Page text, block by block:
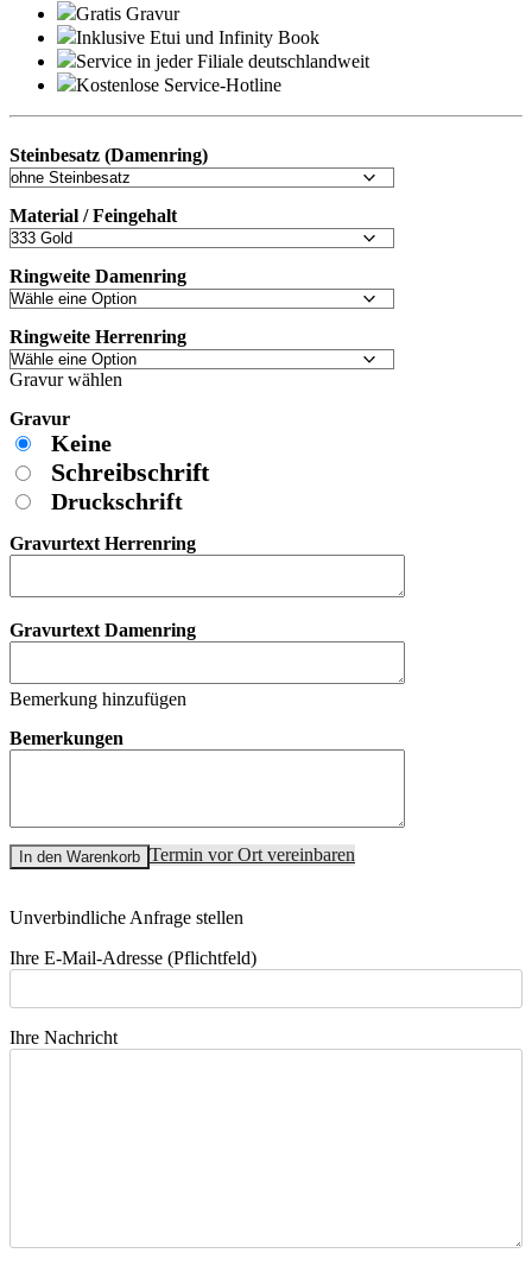
Gratis Gravur
Inklusive Etui und Infinity Book
Service in jeder Filiale deutschlandweit
Kostenlose Service-Hotline
Steinbesatz (Damenring)
Material / Feingehalt
Ringweite Damenring
Ringweite Herrenring
Gravur wählen
Gravur
Keine
Schreibschrift
Druckschrift
Gravurtext Herrenring
Gravurtext Damenring
Bemerkung hinzufügen
Bemerkungen
In den Warenkorb Termin vor Ort vereinbaren
Unverbindliche Anfrage stellen
Ihre E-Mail-Adresse (Pflichtfeld)
Ihre Nachricht